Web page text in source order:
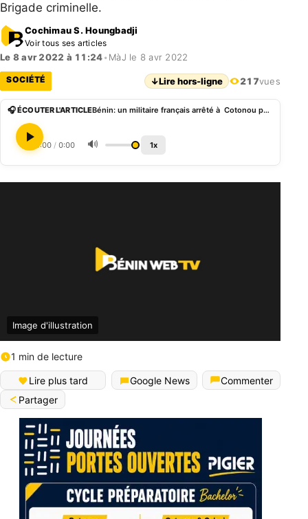
Brigade criminelle.
Cochimau S. Houngbadji
Voir tous ses articles
Le 8 avr 2022 à 11:24• MàJ le 8 avr 2022
SOCIÉTÉ ↓Lire hors-ligne 217vues
🎧 ÉCOUTER L'ARTICLE Bénin: un militaire français arrêté à Cotonou pour détention illégale d’arme
0:00 / 0:00 🔊 1x
Image d'illustration
1 min de lecture
Lire plus tard Google News
Commenter
Partager